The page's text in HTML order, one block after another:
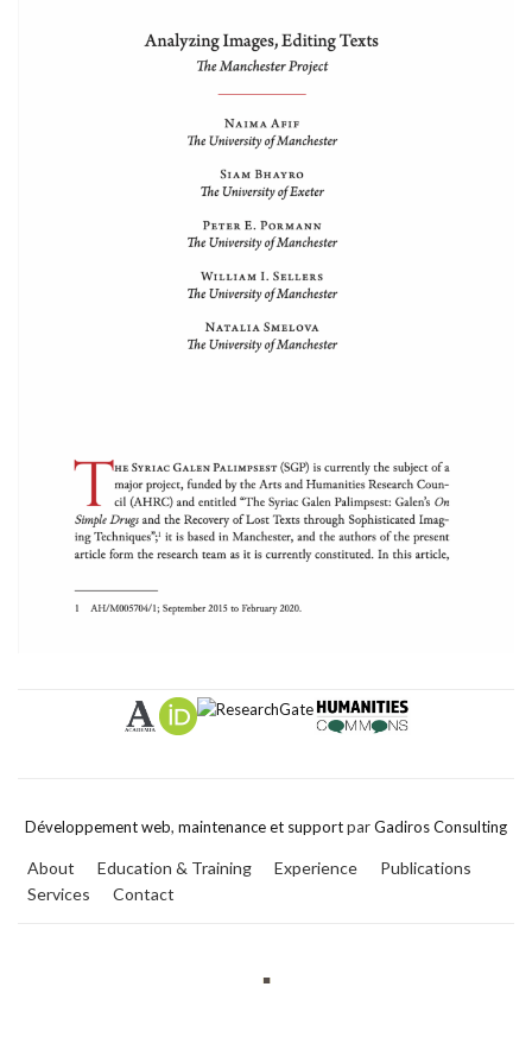
Développement web, maintenance et supportparGadiros Consulting
About Education & Training Experience
Publications
Services
Contact